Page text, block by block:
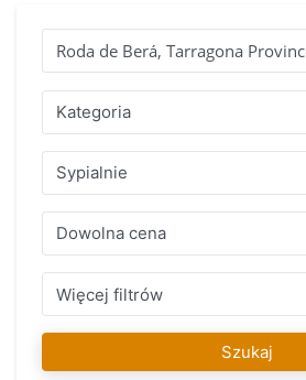
spokojem i jeden z naszych
skontaktowac w każdej chwili,
Znalezienie Twojego wymarzonego
Dlaczego warto kupić poprzez
ponad 15-letnegodo świadczenia z
którzy mówią w Twoim języku i
reguły obowiązujące w kraju, w
nieruchomość. Zakres zadbanych
Berá, Tarragona Province, Spain lub
z uczciwą porada prfesjonalisty
prawidlowej decyzji. Po
nieruchomość można na nas liczyć
trakcie calego procesu i także
Państwu pomóc w razie
Abroad życzy dużo zabawy w
Kategoria
Sypialnie
Dowolna cena
Więcej filtrów
Szukaj